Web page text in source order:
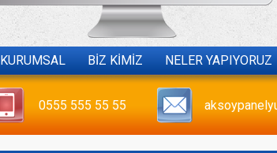
KURUMSAL BİZ KİMİZ NELER YAPIYORUZ
0555 555 55 55